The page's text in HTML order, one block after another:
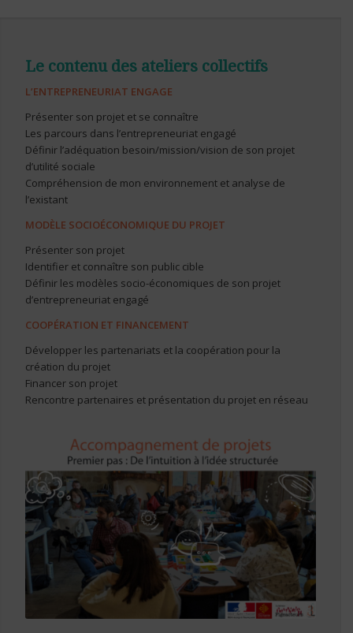
Le contenu des ateliers collectifs
L’ENTREPRENEURIAT ENGAGE
Présenter son projet et se connaître
Les parcours dans l’entrepreneuriat engagé
Définir l’adéquation besoin/mission/vision de son projet
d’utilité sociale
Compréhension de mon environnement et analyse de
l’existant
MODÈLE SOCIOÉCONOMIQUE DU PROJET
Présenter son projet
Identifier et connaître son public cible
Définir les modèles socio-économiques de son projet
d’entrepreneuriat engagé
COOPÉRATION ET FINANCEMENT
Développer les partenariats et la coopération pour la
création du projet
Financer son projet
Rencontre partenaires et présentation du projet en réseau